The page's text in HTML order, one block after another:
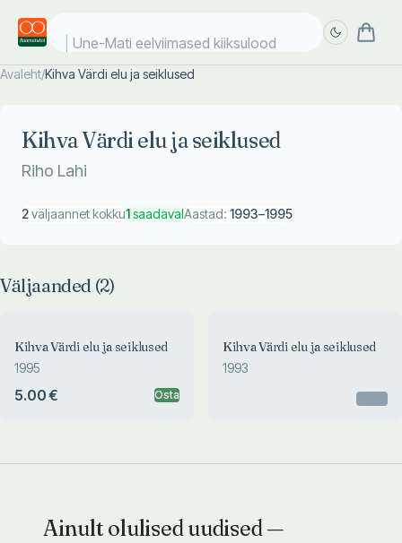
Une-Mati eelviimased kiiksulood
Avaleht/Kihva Värdi elu ja seiklused
Kihva Värdi elu ja seiklused
Riho Lahi
2väljaannet kokku1saadavalAastad: 1993–1995
Väljaanded (2)
Kihva Värdi elu ja seiklused
1995
5.00 € Osta
Kihva Värdi elu ja seiklused
1993
Ainult olulised uudised —